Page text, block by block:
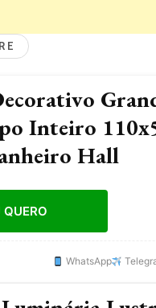
Inteiro
Hall
QUERO
WhatsApp